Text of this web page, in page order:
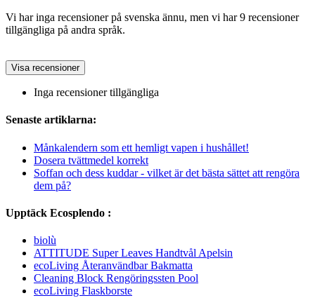
Vi har inga recensioner på svenska ännu, men vi har 9 recensioner
tillgängliga på andra språk.
Visa recensioner
Inga recensioner tillgängliga
Senaste artiklarna:
Månkalendern som ett hemligt vapen i hushållet!
Dosera tvättmedel korrekt
Soffan och dess kuddar - vilket är det bästa sättet att rengöra
dem på?
Upptäck Ecosplendo :
biolù
ATTITUDE Super Leaves Handtvål Apelsin
ecoLiving Återanvändbar Bakmatta
Cleaning Block Rengöringssten Pool
ecoLiving Flaskborste